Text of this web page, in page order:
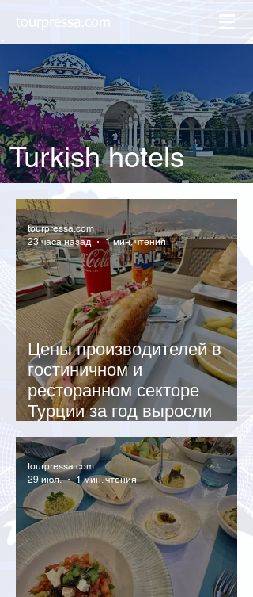
tourpressa.com
Turkish hotels
Цены производителей в
гостиничном и
ресторанном секторе
Турции за год выросли
почти на 32%
tourpressa.com
23 часа назад
1 мин. чтения
tourpressa.com
29 июл.
1 мин. чтения